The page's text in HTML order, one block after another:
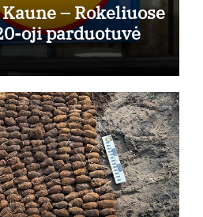
– Rokeliuose
oji parduotuvė